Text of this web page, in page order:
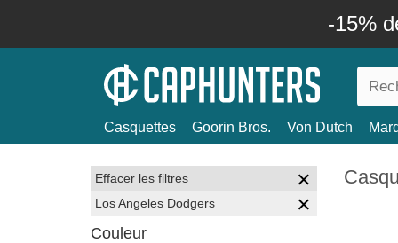
-15%
Casquettes Goorin Bros. Von Dutch
Effacer les filtres
Los Angeles Dodgers
Couleur